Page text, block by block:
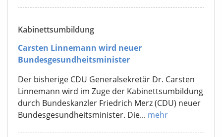
Kabinettsumbildung
Carsten Linnemann wird neuer
Bundesgesundheitsminister
Der bisherige CDU Generalsekretär Dr. Carsten
Linnemann wird im Zuge der Kabinettsumbildung
durch Bundeskanzler Friedrich Merz (CDU) neuer
Bundesgesundheitsminister. Die... mehr